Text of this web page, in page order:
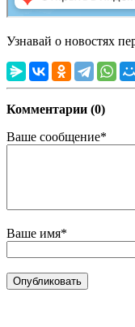
Узнавай о новостях
Комментарии (0)
Ваше сообщение*
Ваше имя*